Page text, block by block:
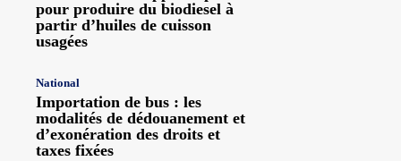
pour produire du biodiesel à
partir d’huiles de cuisson
usagées
National
Importation de bus : les
modalités de dédouanement et
d’exonération des droits et
taxes fixées